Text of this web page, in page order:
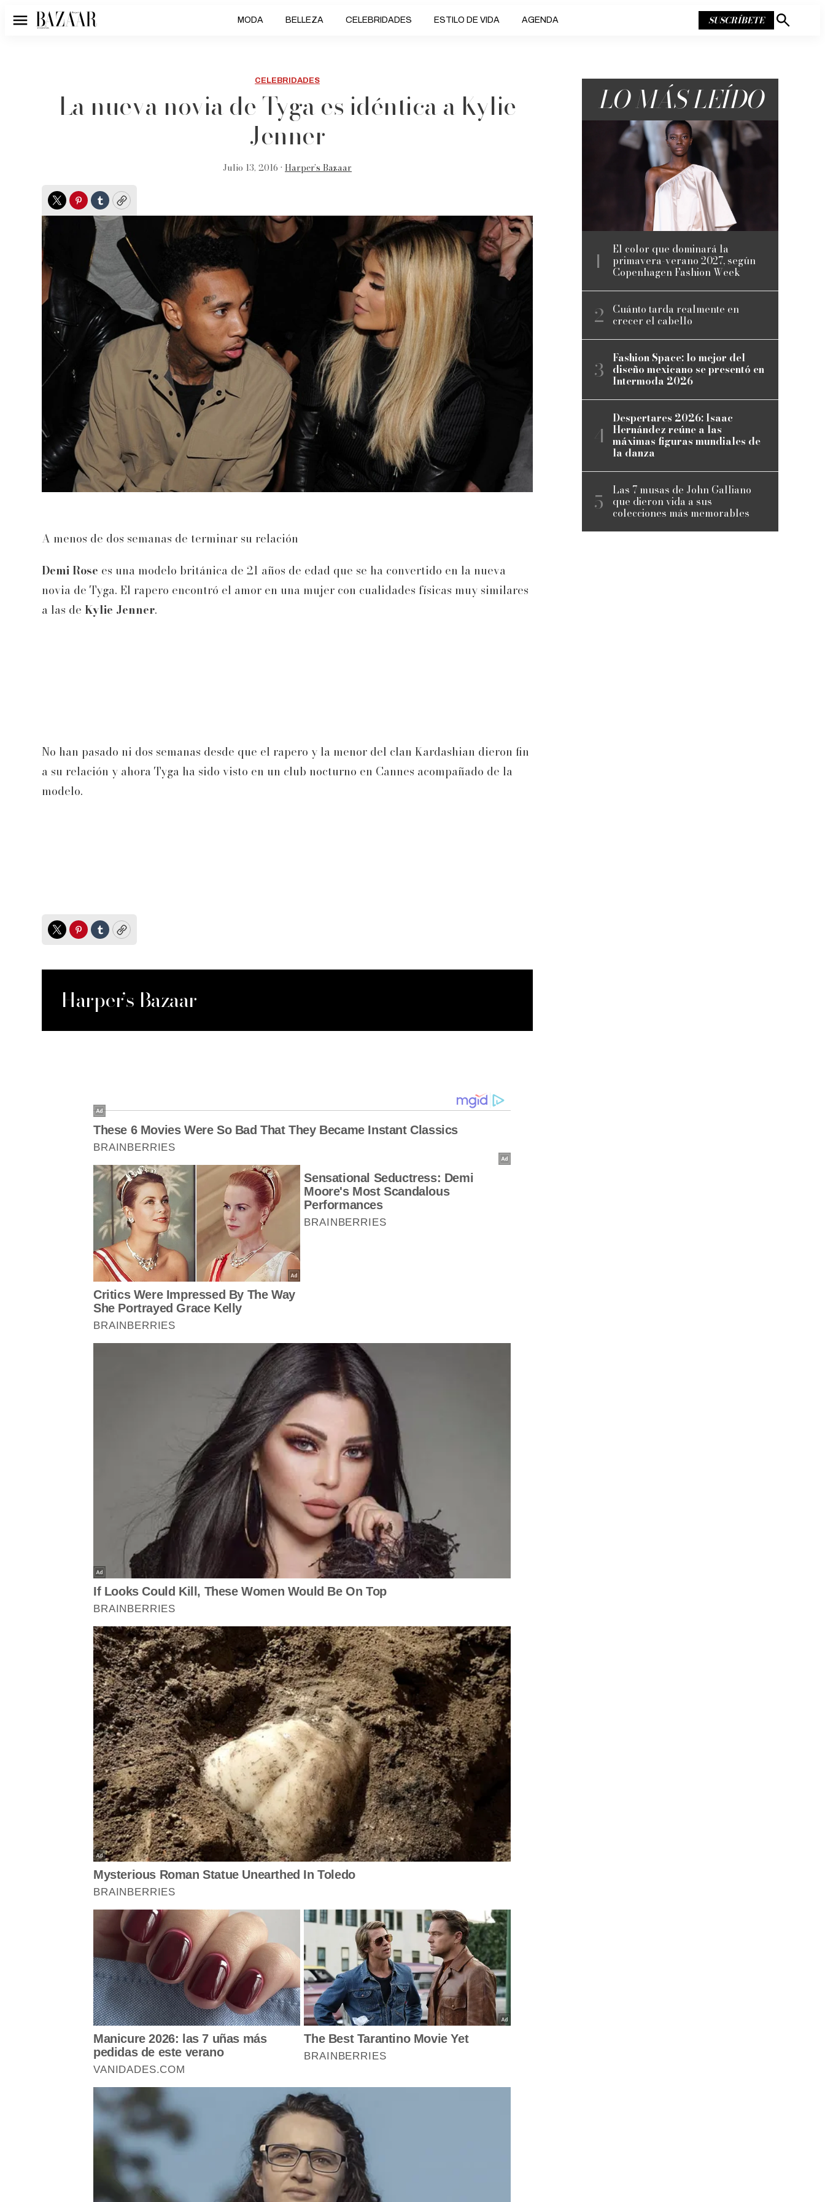
Menú MODA BELLEZA CELEBRIDADES ESTILO DE VIDA AGENDA SUSCRÍBETE
Mostrar
CELEBRIDADES
La nueva novia de Tyga es idéntica a Kylie
Jenner
Julio 13, 2016 • Harper’s Bazaar
TwitterPinterest
TumblrCopy
A menos de dos semanas de terminar su relación
Demi Rose es una modelo británica de 21 años de edad que se ha convertido en la nueva
novia de Tyga. El rapero encontró el amor en una mujer con cualidades físicas muy similares
a las de Kylie Jenner.
No han pasado ni dos semanas desde que el rapero y la menor del clan Kardashian dieron fin
a su relación y ahora Tyga ha sido visto en un club nocturno en Cannes acompañado de la
modelo.
TwitterPinterest
TumblrCopy
Harper’s Bazaar
LO MÁS LEÍDO
El color que dominará la
primavera-verano 2027, según
Copenhagen Fashion Week
Cuánto tarda realmente en
crecer el cabello
Fashion Space: lo mejor del
diseño mexicano se presentó en
Intermoda 2026
Despertares 2026: Isaac
Hernández reúne a las
máximas figuras mundiales de
la danza
Las 7 musas de John Galliano
que dieron vida a sus
colecciones más memorables